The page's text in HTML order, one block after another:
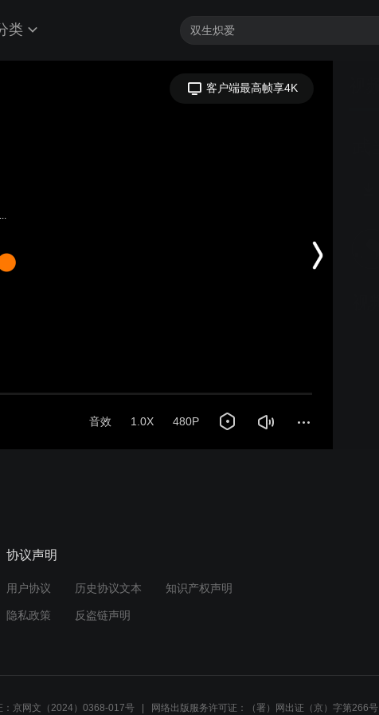
类
客户端最高帧享4K
音效 1.0X 480P
协议声明
用户协议 历史协议文本 知识产权声明
隐私政策 反盗链声明
：京网文（2024）0368-017号 网络出版服务许可证：（署）网出证（京）字第266号